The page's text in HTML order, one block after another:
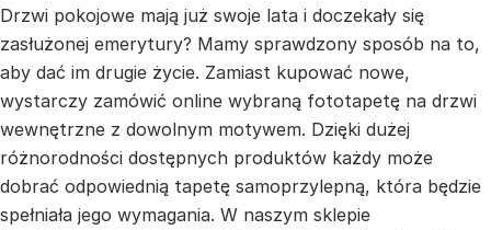
Drzwi pokojowe mają już swoje lata i doczekały się
zasłużonej emerytury? Mamy sprawdzony sposób na to,
aby dać im drugie życie. Zamiast kupować nowe,
wystarczy zamówić online wybraną fototapetę na drzwi
wewnętrzne z dowolnym motywem. Dzięki dużej
różnorodności dostępnych produktów każdy może
dobrać odpowiednią tapetę samoprzylepną, która będzie
spełniała jego wymagania. W naszym sklepie